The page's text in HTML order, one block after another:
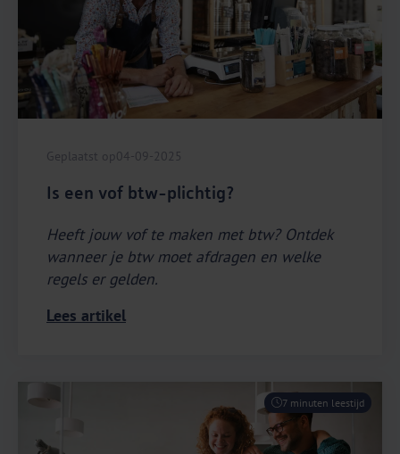
Geplaatst op 04-09-2025
Is een vof btw-plichtig?
Heeft jouw vof te maken met btw? Ontdek
wanneer je btw moet afdragen en welke
regels er gelden.
Lees artikel
7 minuten leestijd